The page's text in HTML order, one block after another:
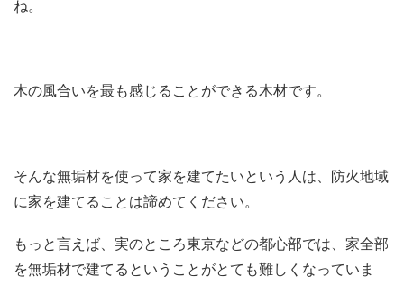
ね。
木の風合いを最も感じることができる木材です。
そんな無垢材を使って家を建てたいという人は、防火地域
に家を建てることは諦めてください。
もっと言えば、実のところ東京などの都心部では、家全部
を無垢材で建てるということがとても難しくなっていま